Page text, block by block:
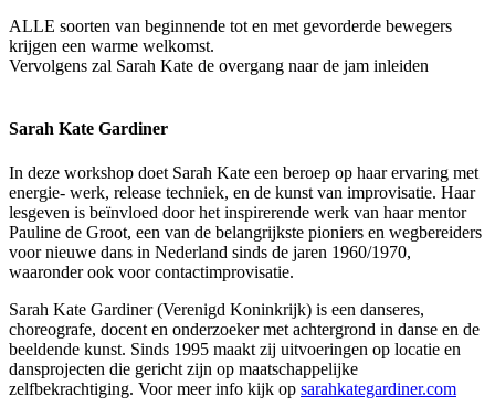
ALLE soorten van beginnende tot en met gevorderde bewegers
krijgen een warme welkomst.
Vervolgens zal Sarah Kate de overgang naar de jam inleiden
Sarah Kate Gardiner
In deze workshop doet Sarah Kate een beroep op haar ervaring met
energie- werk, release techniek, en de kunst van improvisatie. Haar
lesgeven is beïnvloed door het inspirerende werk van haar mentor
Pauline de Groot, een van de belangrijkste pioniers en wegbereiders
voor nieuwe dans in Nederland sinds de jaren 1960/1970,
waaronder ook voor contactimprovisatie.
Sarah Kate Gardiner (Verenigd Koninkrijk) is een danseres,
choreografe, docent en onderzoeker met achtergrond in danse en de
beeldende kunst. Sinds 1995 maakt zij uitvoeringen op locatie en
dansprojecten die gericht zijn op maatschappelijke
zelfbekrachtiging. Voor meer info kijk op sarahkategardiner.com